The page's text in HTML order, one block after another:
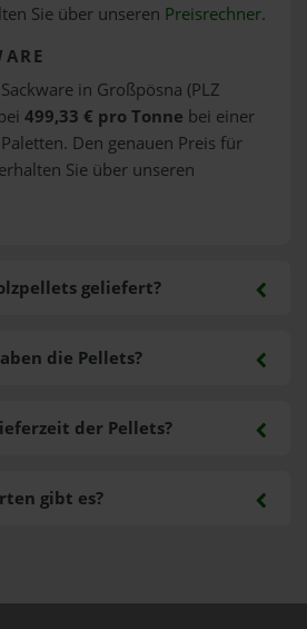
Sie über unseren Preisrechner.
in Großpösna (PLZ
499,33 € pro Tonne bei einer
Den genauen Preis für
Sie über unseren
geliefert?
gibt es?
die Pellets?
der Pellets?